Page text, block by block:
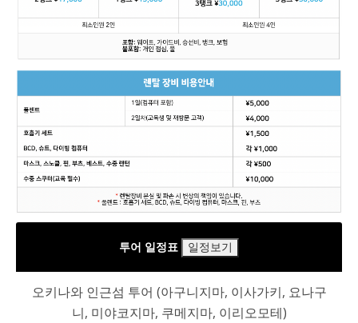
투어 일정표 일정보기
오키나와 인근섬 투어 (아구니지마, 이사가키, 요나구
니, 미야코지마, 쿠메지마, 이리오모테)